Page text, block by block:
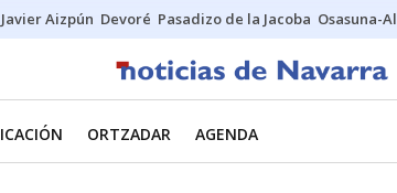
Javier Aizpún Devoré Pasadizo de la Jacoba Osasuna-
ORTZADAR AGENDA